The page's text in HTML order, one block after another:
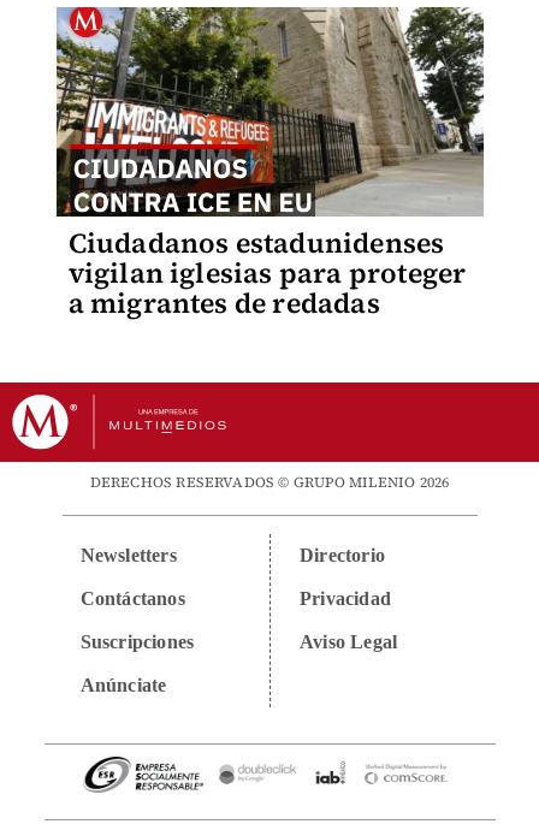
Ciudadanos estadunidenses
vigilan iglesias para proteger
a migrantes de redadas
DERECHOS RESERVADOS © GRUPO MILENIO 2026
Newsletters
Contáctanos
Suscripciones
Anúnciate
Directorio
Privacidad
Aviso Legal